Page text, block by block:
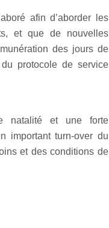
afin d’aborder les
et que de nouvelles
des jours de
protocole de service
natalité et une forte
important turn-over du
et des conditions de